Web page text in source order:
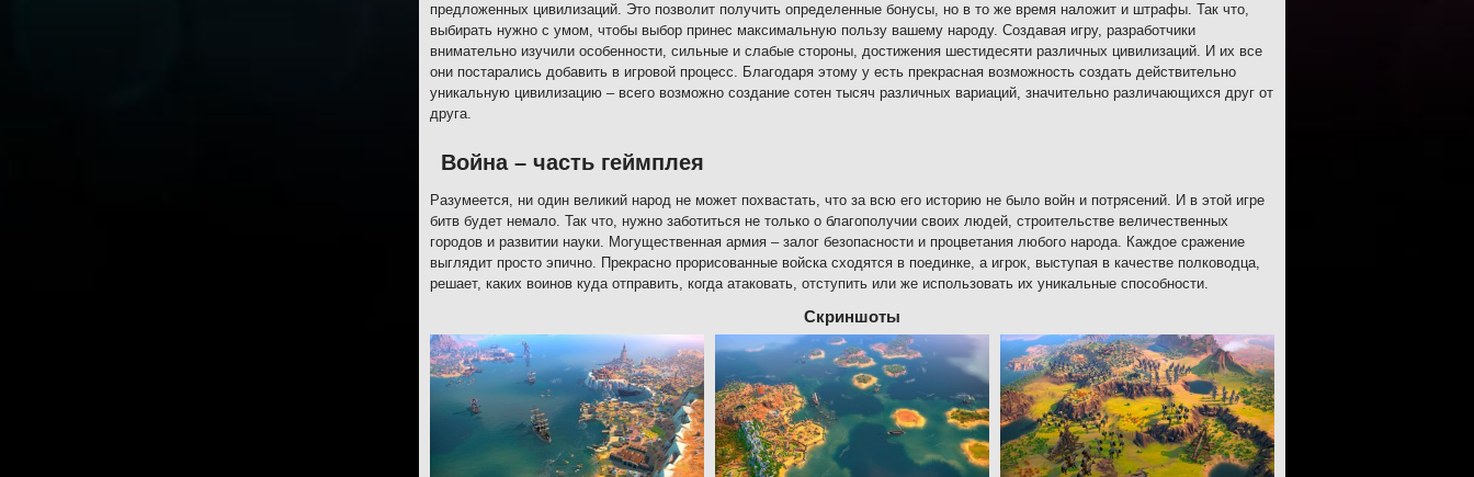
предложенных цивилизаций. Это позволит получить определенные бонусы, но в то же время наложит и штрафы. Так что,
выбирать нужно с умом, чтобы выбор принес максимальную пользу вашему народу. Создавая игру, разработчики
внимательно изучили особенности, сильные и слабые стороны, достижения шестидесяти различных цивилизаций. И их все
они постарались добавить в игровой процесс. Благодаря этому у есть прекрасная возможность создать действительно
уникальную цивилизацию – всего возможно создание сотен тысяч различных вариаций, значительно различающихся друг от
друга.
Война – часть геймплея
Разумеется, ни один великий народ не может похвастать, что за всю его историю не было войн и потрясений. И в этой игре
битв будет немало. Так что, нужно заботиться не только о благополучии своих людей, строительстве величественных
городов и развитии науки. Могущественная армия – залог безопасности и процветания любого народа. Каждое сражение
выглядит просто эпично. Прекрасно прорисованные войска сходятся в поединке, а игрок, выступая в качестве полководца,
решает, каких воинов куда отправить, когда атаковать, отступить или же использовать их уникальные способности.
Скриншоты